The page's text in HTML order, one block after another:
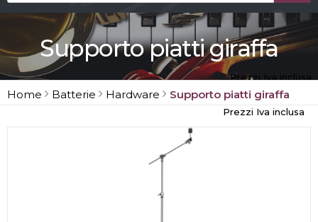
Supporto piatti giraffa
Prezzi Iva inclusa
Home Batterie Hardware Supporto piatti giraffa
Prezzi Iva inclusa